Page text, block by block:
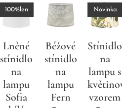
Lněné
stínidlo
na
lampu
Sofia
100%len
Béžové
stínidlo
na
lampu
Fern
Stínidlo
na
lampu s
vzorem
Novinka